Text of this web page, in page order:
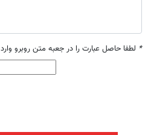
* لطفا حاصل عبارت را در جعبه متن روبرو